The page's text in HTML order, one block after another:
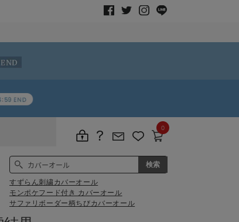
0
すずらん刺繍カバーオール
モンポケフード付き カバーオール
サファリボーダー柄ちびカバーオール